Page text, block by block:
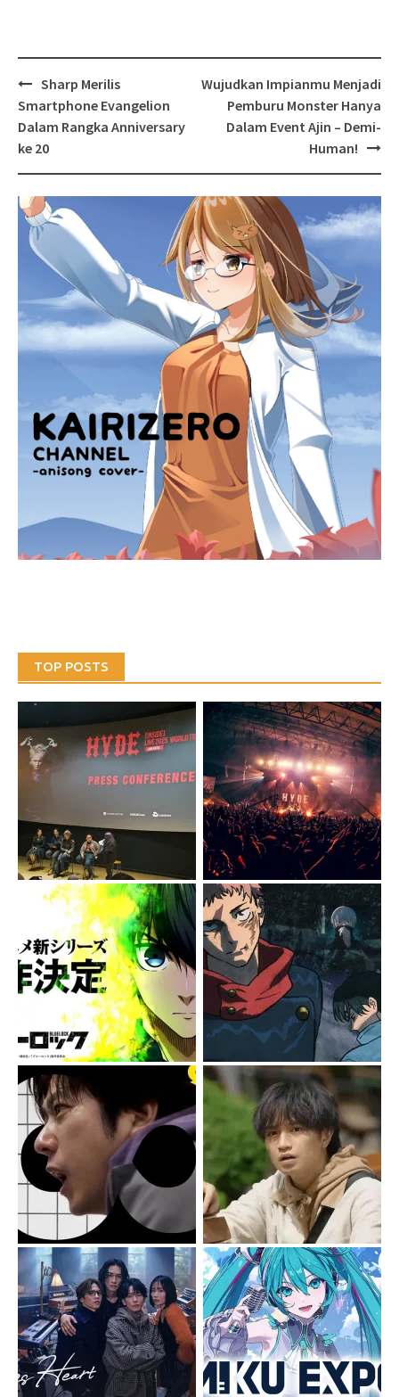
Post
navigation
Sharp Merilis
Smartphone Evangelion
Dalam Rangka Anniversary
ke 20
Wujudkan Impianmu Menjadi
Pemburu Monster Hanya
Dalam Event Ajin – Demi-
Human!
TOP POSTS